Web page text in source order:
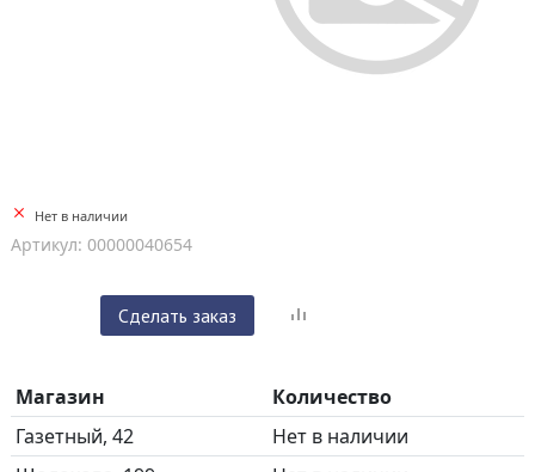
Нет в наличии
Артикул: 00000040654
Сделать заказ
Магазин
Количество
Газетный, 42
Нет в наличии